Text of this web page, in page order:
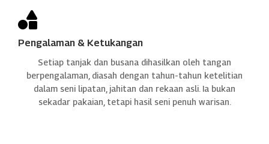

Pengalaman & Ketukangan
Setiap tanjak dan busana dihasilkan oleh tangan
berpengalaman, diasah dengan tahun-tahun ketelitian
dalam seni lipatan, jahitan dan rekaan asli. Ia bukan
sekadar pakaian, tetapi hasil seni penuh warisan.